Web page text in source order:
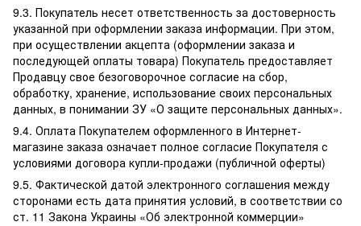
9.3. Покупатель несет ответственность за достоверность
указанной при оформлении заказа информации. При этом,
при осуществлении акцепта (оформлении заказа и
последующей оплаты товара) Покупатель предоставляет
Продавцу свое безоговорочное согласие на сбор,
обработку, хранение, использование своих персональных
данных, в понимании ЗУ «О защите персональных данных».
9.4. Оплата Покупателем оформленного в Интернет-
магазине заказа означает полное согласие Покупателя с
условиями договора купли-продажи (публичной оферты)
9.5. Фактической датой электронного соглашения между
сторонами есть дата принятия условий, в соответствии со
ст. 11 Закона Украины «Об электронной коммерции»